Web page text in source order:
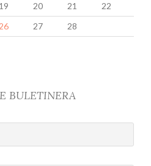
19 20 21
22
26 27 28
BULETINERA